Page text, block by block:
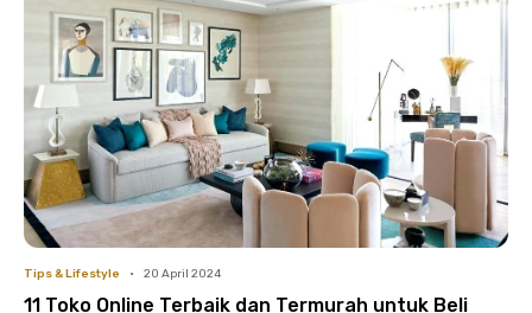
Tips & Lifestyle • 20 April 2024
11 Toko Online Terbaik dan Termurah untuk Beli